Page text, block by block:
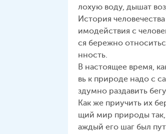
лохую воду, дышат
История
имодействия с
ся бережно
нность.
В настоящее время,
вь к природе надо с
здумно раздавить
Как же приучить их
щий мир природы так,
аждый его шаг был